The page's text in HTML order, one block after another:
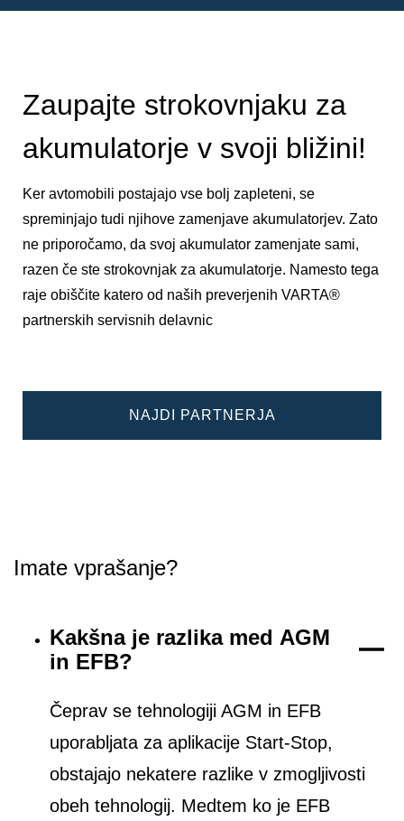
Zaupajte strokovnjaku za
akumulatorje v svoji bližini!
Ker avtomobili postajajo vse bolj zapleteni, se
spreminjajo tudi njihove zamenjave akumulatorjev. Zato
ne priporočamo, da svoj akumulator zamenjate sami,
razen če ste strokovnjak za akumulatorje. Namesto tega
raje obiščite katero od naših preverjenih VARTA®
partnerskih servisnih delavnic
NAJDI PARTNERJA
Imate vprašanje?
Kakšna je razlika med AGM
in EFB?
Čeprav se tehnologiji AGM in EFB
uporabljata za aplikacije Start-Stop,
obstajajo nekatere razlike v zmogljivosti
obeh tehnologij. Medtem ko je EFB